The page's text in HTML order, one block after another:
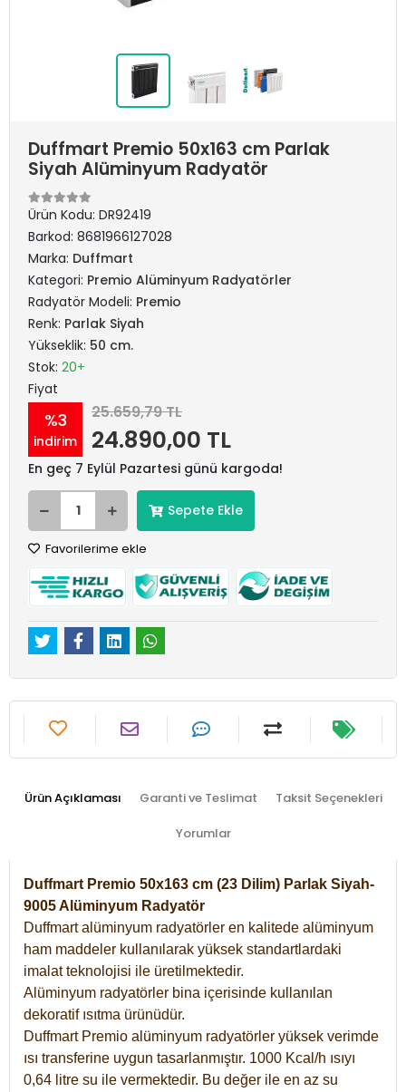
Duffmart Premio 50x163 cm Parlak
Siyah Alüminyum Radyatör
Ürün Kodu: DR92419
Barkod: 8681966127028
Marka: Duffmart
Kategori: Premio Alüminyum Radyatörler
Radyatör Modeli: Premio
Renk: Parlak Siyah
Yükseklik: 50 cm.
Stok: 20+
Fiyat
%3
indirim
25.659,79 TL
24.890,00 TL
En geç 7 Eylül Pazartesi günü kargoda!
Sepete Ekle
Favorilerime ekle
Ürün Açıklaması Garanti ve Teslimat Taksit Seçenekleri
Yorumlar
Duffmart Premio 50x163 cm (23 Dilim) Parlak Siyah-
9005 Alüminyum Radyatör
Duffmart alüminyum radyatörler en kalitede alüminyum
ham maddeler kullanılarak yüksek standartlardaki
imalat teknolojisi ile üretilmektedir.
Alüminyum radyatörler bina içerisinde kullanılan
dekoratif ısıtma ürünüdür.
Duffmart Premio alüminyum radyatörler yüksek verimde
ısı transferine uygun tasarlanmıştır. 1000 Kcal/h ısıyı
0,64 litre su ile vermektedir. Bu değer ile en az su